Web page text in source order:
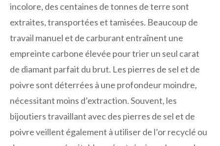
incolore, des centaines de tonnes de terre sont
extraites, transportées et tamisées. Beaucoup de
travail manuel et de carburant entraînent une
empreinte carbone élevée pour trier un seul carat
de diamant parfait du brut. Les pierres de sel et de
poivre sont déterrées à une profondeur moindre,
nécessitant moins d’extraction. Souvent, les
bijoutiers travaillant avec des pierres de sel et de
poivre veillent également à utiliser de l’or recyclé ou